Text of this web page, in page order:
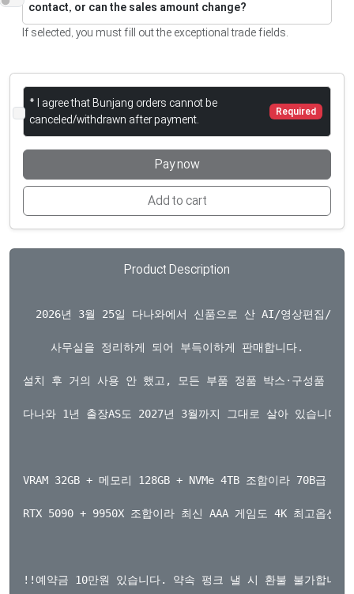
contact, or can the sales amount change?
If selected, you must fill out the exceptional trade fields.
* I agree that Bunjang orders cannot be
canceled/withdrawn after payment.
Required
Pay now
Add to cart
Product Description
2026년 3월 25일 다나와에서 신품으로 산 AI/영상편집/게
사무실을 정리하게 되어 부득이하게 판매합니다.
설치 후 거의 사용 안 했고, 모든 부품 정품 박스·구성품 전
다나와 1년 출장AS도 2027년 3월까지 그대로 살아 있습니다.
VRAM 32GB + 메모리 128GB + NVMe 4TB 조합이라 70B급
RTX 5090 + 9950X 조합이라 최신 AAA 게임도 4K 최고옵션
!!예약금 10만원 있습니다. 약속 펑크 낼 시 환불 불가합니